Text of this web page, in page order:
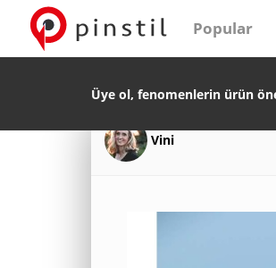
Popular
Üye ol, fenomenlerin ürün
Vini